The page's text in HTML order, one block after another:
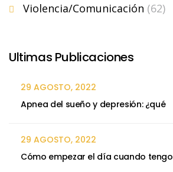
Violencia/Comunicación (62)
Ultimas Publicaciones
29 AGOSTO, 2022
Apnea del sueño y depresión: ¿qué
29 AGOSTO, 2022
Cómo empezar el día cuando tengo